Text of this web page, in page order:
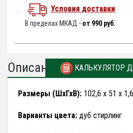
Условия доставки
В пределах МКАД - от 990 руб.
Описание КАЛЬКУЛЯТОР
Размеры (ШхГхВ): 102,6 х 51 х
Варианты цвета: дуб стирлинг